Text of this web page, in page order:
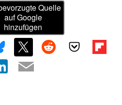
Quelle
auf Google
hinzufügen